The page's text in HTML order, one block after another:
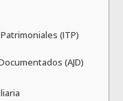
(ITP)
(AJD)